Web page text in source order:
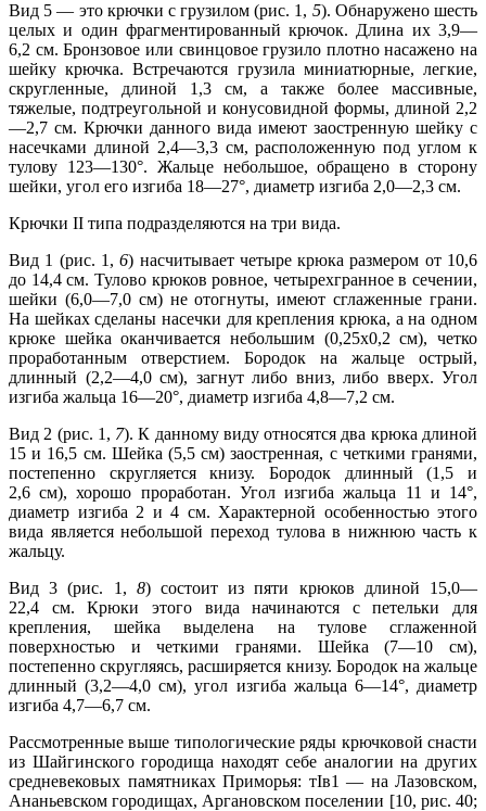
Вид 5 — это крючки с грузилом (рис. 1, 5). Обнаружено шесть
целых и один фрагментированный крючок. Длина их 3,9—
6,2 см. Бронзовое или свинцовое грузило плотно насажено на
шейку крючка. Встречаются грузила миниатюрные, легкие,
скругленные, длиной 1,3 см, а также более массивные,
тяжелые, подтреугольной и конусовидной формы, длиной 2,2
—2,7 см. Крючки данного вида имеют заостренную шейку с
насечками длиной 2,4—3,3 см, расположенную под углом к
тулову 123—130°. Жальце небольшое, обращено в сторону
шейки, угол его изгиба 18—27°, диаметр изгиба 2,0—2,3 см.
Крючки II типа подразделяются на три вида.
Вид 1 (рис. 1,6) насчитывает четыре крюка размером от 10,6
до 14,4 см. Тулово крюков ровное, четырехгранное в сечении,
шейки (6,0—7,0 см) не отогнуты, имеют сглаженные грани.
На шейках сделаны насечки для крепления крюка, а на одном
крюке шейка оканчивается небольшим (0,25х0,2 см), четко
проработанным отверстием. Бородок на жальце острый,
длинный (2,2—4,0 см), загнут либо вниз, либо вверх. Угол
изгиба жальца 16—20°, диаметр изгиба 4,8—7,2 см.
Вид 2 (рис. 1, 7). К данному виду относятся два крюка длиной
15 и 16,5 см. Шейка (5,5 см) заостренная, с четкими гранями,
постепенно скругляется книзу. Бородок длинный (1,5 и
2,6 см), хорошо проработан. Угол изгиба жальца 11 и 14°,
диаметр изгиба 2 и 4 см. Характерной особенностью этого
вида является небольшой переход тулова в нижнюю часть к
жальцу.
Вид 3 (рис. 1, 8) состоит из пяти крюков длиной 15,0—
22,4 см. Крюки этого вида начинаются с петельки для
крепления, шейка выделена на тулове сглаженной
поверхностью и четкими гранями. Шейка (7—10 см),
постепенно скругляясь, расширяется книзу. Бородок на жальце
длинный (3,2—4,0 см), угол изгиба жальца 6—14°, диаметр
изгиба 4,7—6,7 см.
Рассмотренные выше типологические ряды крючковой снасти
из Шайгинского городища находят себе аналогии на других
средневековых памятниках Приморья: тIв1 — на Лазовском,
Ананьевском городищах, Аргановском поселении [10, рис. 40;